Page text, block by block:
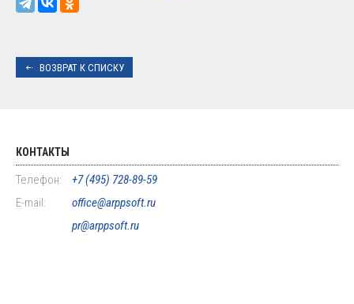
ВОЗВРАТ К СПИСКУ
КОНТАКТЫ
Телефон:
+7 (495) 728-89-59
E-mail:
office@arppsoft.ru
pr@arppsoft.ru